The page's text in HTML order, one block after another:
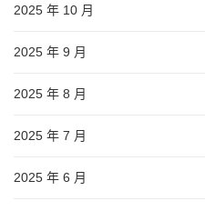
2025 年 10 月
2025 年 9 月
2025 年 8 月
2025 年 7 月
2025 年 6 月